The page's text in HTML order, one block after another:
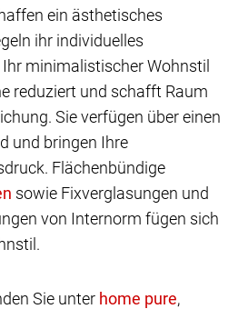
ein ästhetisches
ihr individuelles
minimalistischer Wohnstil
reduziert und schafft Raum
Sie verfügen über einen
und bringen Ihre
Flächenbündige
sowie Fixverglasungen und
von Internorm fügen sich
Sie unter
,